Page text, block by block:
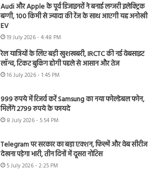
Audi और Apple के पूर्व डिजाइनरों ने बनाई लग्जरी इलेक्ट्रिक
बग्गी, 100 किमी से ज्यादा की रेंज के साथ आएगी यह अनोखी
EV
19 July 2026 - 4:48 PM
रेल यात्रियों के लिए बड़ी खुशखबरी, IRCTC की नई वेबसाइट
लॉन्च, टिकट बुकिंग होगी पहले से आसान और तेज
16 July 2026 - 1:45 PM
999 रुपये में रिजर्व करें Samsung का नया फोल्डेबल फोन,
मिलेंगे 2799 रुपये के फायदे
8 July 2026 - 5:54 PM
Telegram पर सरकार का बड़ा एक्शन, फिल्में और वेब सीरीज
देखना पड़ेगा भारी, तीन दिनों में दूसरा नोटिस
5 July 2026 - 2:25 PM